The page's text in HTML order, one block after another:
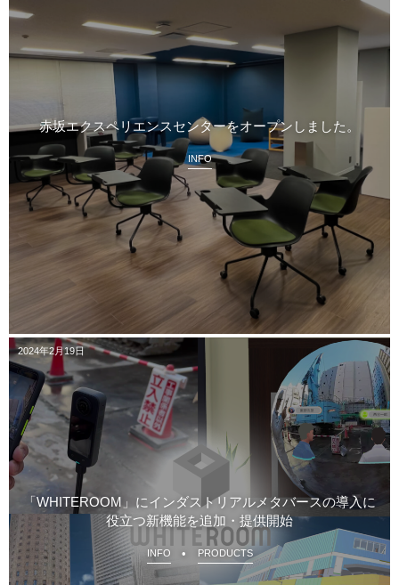
赤坂エクスペリエンスセンターをオープンしました。
INFO
2024年2月19日
「WHITEROOM」にインダストリアルメタバースの導入に
役立つ新機能を追加・提供開始
INFO PRODUCTS